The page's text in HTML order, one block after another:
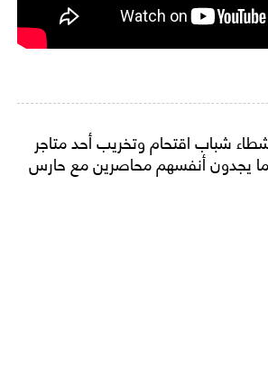
شباب اقتحام وتخريب أحد متاجر
يجدون أنفسهم محاصرين مع حارس